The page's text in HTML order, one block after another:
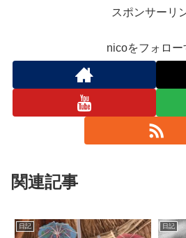
スポンサーリ
nicoをフォロー
関連記事
日記 日記